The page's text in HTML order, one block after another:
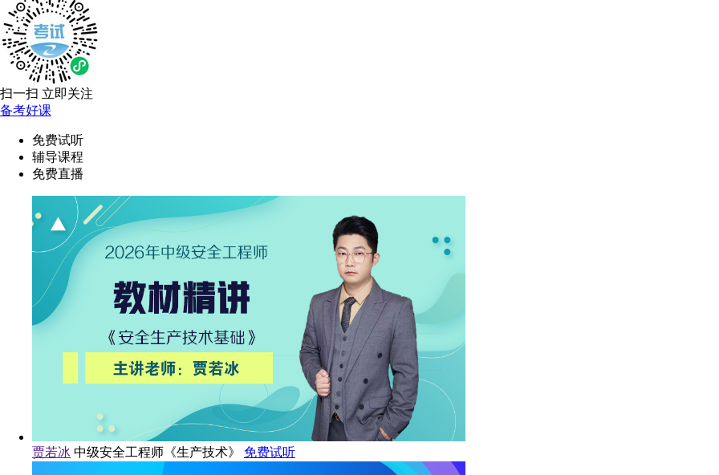
扫一扫 立即关注
备考好课
免费试听
辅导课程
免费直播
贾若冰 中级安全工程师《生产技术》 免费试听